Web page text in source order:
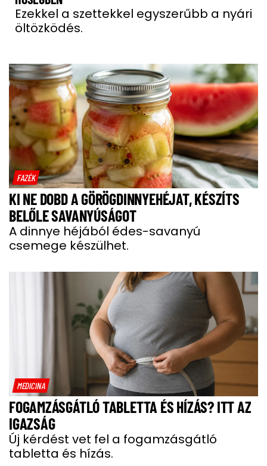
Ezekkel a szettekkel egyszerűbb a nyári
öltözködés.
FAZÉK
KI NE DOBD A GÖRÖGDINNYEHÉJAT, KÉSZÍTS
BELŐLE SAVANYÚSÁGOT
A dinnye héjából édes-savanyú
csemege készülhet.
MEDICINA
FOGAMZÁSGÁTLÓ TABLETTA ÉS HÍZÁS? ITT AZ
IGAZSÁG
Új kérdést vet fel a fogamzásgátló
tabletta és hízás.